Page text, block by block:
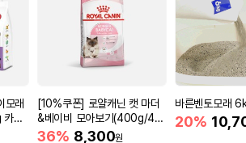
모래
사
[10%쿠폰] 로얄캐닌 캣 마더
&베이비 모아보기(400g/4/1
0kg)
36% 8,300원
바른벤토모래
20%